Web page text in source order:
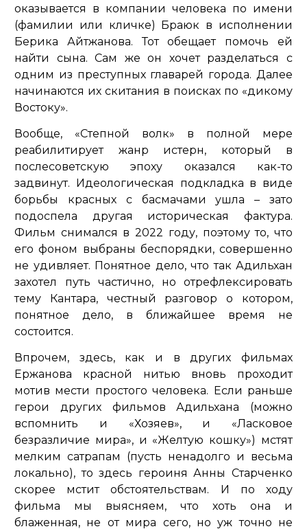
оказывается в компании человека по имени
(фамилии или кличке) Браюк в исполнении
Берика Айтжанова. Тот обещает помочь ей
найти сына. Сам же он хочет разделаться с
одним из преступных главарей города. Далее
начинаются их скитания в поисках по «дикому
Востоку».
Вообще, «Степной волк» в полной мере
реабилитирует жанр истерн, который в
послесоветскую эпоху оказался как-то
задвинут. Идеологическая подкладка в виде
борьбы красных с басмачами ушла – зато
подоспела другая историческая фактура.
Фильм снимался в 2022 году, поэтому то, что
его фоном выбраны беспорядки, совершенно
не удивляет. Понятное дело, что так Адильхан
захотел путь частично, но отрефлексировать
тему Кантара, честный разговор о котором,
понятное дело, в ближайшее время не
состоится.
Впрочем, здесь, как и в других фильмах
Ержанова красной нитью вновь проходит
мотив мести простого человека. Если раньше
герои других фильмов Адильхана (можно
вспомнить и «Хозяев», и «Ласковое
безразличие мира», и «Желтую кошку») мстят
мелким сатрапам (пусть ненадолго и весьма
локально), то здесь героиня Анны Старченко
скорее мстит обстоятельствам. И по ходу
фильма мы выясняем, что хоть она и
блаженная, не от мира сего, но уж точно не